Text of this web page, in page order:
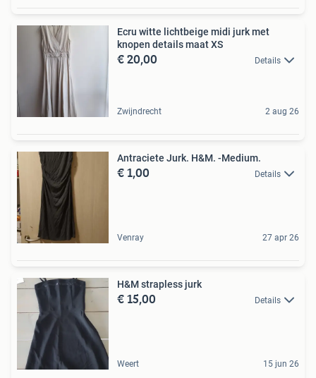
Ecru witte lichtbeige midi jurk met
knopen details maat XS
€ 20,00 Details
Zwijndrecht 2 aug 26
Antraciete Jurk. H&M. -Medium.
€ 1,00 Details
Venray 27 apr 26
H&M strapless jurk
€ 15,00 Details
Weert 15 jun 26